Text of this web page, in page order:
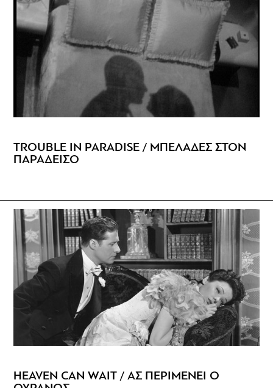
TROUBLE IN PARADISE / ΜΠΕΛΑΔΕΣ ΣΤΟΝ
ΠΑΡΑΔΕΙΣΟ
HEAVEN CAN WAIT / AΣ ΠΕΡΙΜΕΝΕΙ Ο